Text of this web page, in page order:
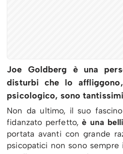
Joe Goldberg è una
disturbi che lo
psicologico, sono
Non da ultimo, il suo
fidanzato perfetto, è una
portata avanti con grande
psicopatici non sono sempre